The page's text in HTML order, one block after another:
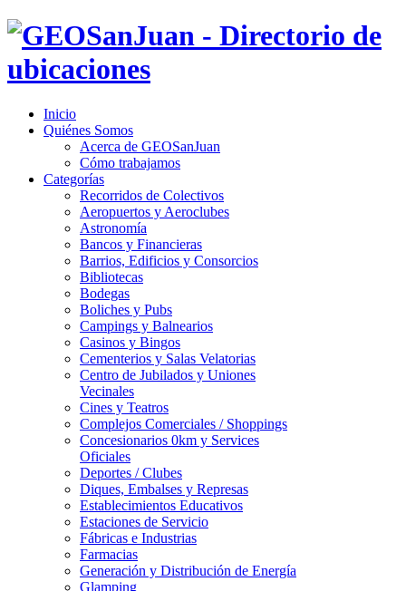
Inicio
Quiénes Somos
Acerca de GEOSanJuan
Cómo trabajamos
Categorías
Recorridos de Colectivos
Aeropuertos y Aeroclubes
Astronomía
Bancos y Financieras
Barrios, Edificios y Consorcios
Bibliotecas
Bodegas
Boliches y Pubs
Campings y Balnearios
Casinos y Bingos
Cementerios y Salas Velatorias
Centro de Jubilados y Uniones
Vecinales
Cines y Teatros
Complejos Comerciales / Shoppings
Concesionarios 0km y Services
Oficiales
Deportes / Clubes
Diques, Embalses y Represas
Establecimientos Educativos
Estaciones de Servicio
Fábricas e Industrias
Farmacias
Generación y Distribución de Energía
Glamping